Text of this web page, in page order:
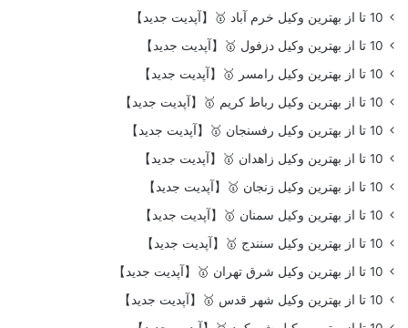
10 تا از بهترین وکیل خرم آباد 🥇【آپدیت جدید】
10 تا از بهترین وکیل دزفول 🥇【آپدیت جدید】
10 تا از بهترین وکیل رامسر 🥇【آپدیت جدید】
10 تا از بهترین وکیل رباط کریم 🥇【آپدیت جدید】
10 تا از بهترین وکیل رفسنجان 🥇【آپدیت جدید】
10 تا از بهترین وکیل زاهدان 🥇【آپدیت جدید】
10 تا از بهترین وکیل زنجان 🥇【آپدیت جدید】
10 تا از بهترین وکیل سمنان 🥇【آپدیت جدید】
10 تا از بهترین وکیل سنندج 🥇【آپدیت جدید】
10 تا از بهترین وکیل شرق تهران 🥇【آپدیت جدید】
10 تا از بهترین وکیل شهر قدس 🥇【آپدیت جدید】